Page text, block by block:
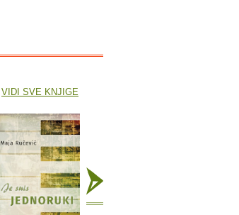
VIDI SVE KNJIGE